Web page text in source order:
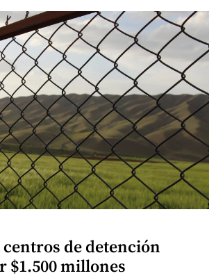
de detención
$1.500 millones